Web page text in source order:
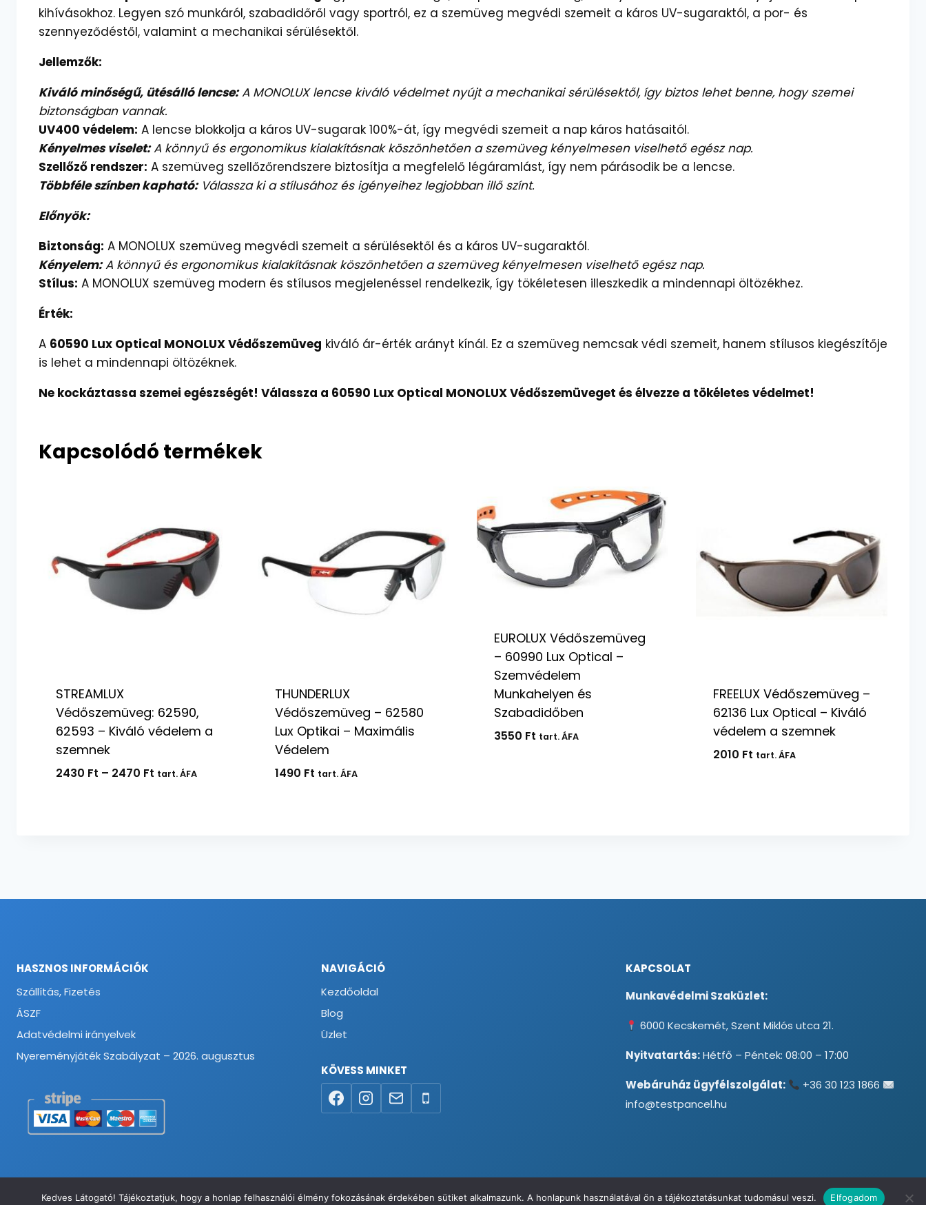
kihívásokhoz. Legyen szó munkáról, szabadidőről vagy sportról, ez a szemüveg megvédi szemeit a káros UV-sugaraktól, a por- és
szennyeződéstől, valamint a mechanikai sérülésektől.
Jellemzők:
Kiváló minőségű, ütésálló lencse:A MONOLUX lencse kiváló védelmet nyújt a mechanikai sérülésektől, így biztos lehet benne, hogy szemei
biztonságban vannak.
UV400 védelem: A lencse blokkolja a káros UV-sugarak 100%-át, így megvédi szemeit a nap káros hatásaitól.
Kényelmes viselet:A könnyű és ergonomikus kialakításnak köszönhetően a szemüveg kényelmesen viselhető egész nap.
Szellőző rendszer: A szemüveg szellőzőrendszere biztosítja a megfelelő légáramlást, így nem párásodik be a lencse.
Többféle színben kapható:Válassza ki a stílusához és igényeihez legjobban illő színt.
Előnyök:
Biztonság: A MONOLUX szemüveg megvédi szemeit a sérülésektől és a káros UV-sugaraktól.
Kényelem:A könnyű és ergonomikus kialakításnak köszönhetően a szemüveg kényelmesen viselhető egész nap.
Stílus: A MONOLUX szemüveg modern és stílusos megjelenéssel rendelkezik, így tökéletesen illeszkedik a mindennapi öltözékhez.
Érték:
A 60590 Lux Optical MONOLUX Védőszemüveg kiváló ár-érték arányt kínál. Ez a szemüveg nemcsak védi szemeit, hanem stílusos kiegészítője
is lehet a mindennapi öltözéknek.
Ne kockáztassa szemei egészségét! Válassza a 60590 Lux Optical MONOLUX Védőszemüveget és élvezze a tökéletes védelmet!
Kapcsolódó termékek
STREAMLUX
Védőszemüveg: 62590,
62593 – Kiváló védelem a
szemnek
2430 Ft – 2470 FtÁrtartomány:
tart. ÁFA
THUNDERLUX
Védőszemüveg – 62580
Lux Optikai – Maximális
Védelem
1490 Ft tart. ÁFA
EUROLUX Védőszemüveg
– 60990 Lux Optical –
Szemvédelem
Munkahelyen és
Szabadidőben
3550 Ft tart. ÁFA
FREELUX Védőszemüveg –
62136 Lux Optical – Kiváló
védelem a szemnek
2010 Ft tart. ÁFA
HASZNOS INFORMÁCIÓK
Szállítás, Fizetés
ÁSZF
Adatvédelmi irányelvek
Nyereményjáték Szabályzat – 2026. augusztus
NAVIGÁCIÓ
Kezdőoldal
Blog
Üzlet
KÖVESS MINKET
KAPCSOLAT
Munkavédelmi Szaküzlet:
6000 Kecskemét, Szent Miklós utca 21.
Nyitvatartás:Hétfő – Péntek: 08:00 – 17:00
Webáruház ügyfélszolgálat:
+36 30 123 1866
info@testpancel.hu
Kedves Látogató! Tájékoztatjuk, hogy a honlap felhasználói élmény fokozásának érdekében sütiket alkalmazunk. A honlapunk használatával ön a tájékoztatásunkat tudomásul veszi. Elfogadom